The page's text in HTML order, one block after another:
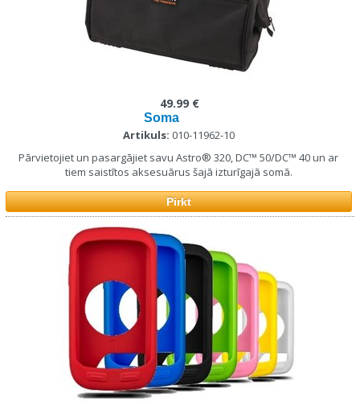
Soma
Artikuls: 010-11962-10
Pārvietojiet un pasargājiet savu Astro® 320, DC™ 50/DC™ 40 un ar
tiem saistītos aksesuārus šajā izturīgajā somā.
49.99 €
Pirkt